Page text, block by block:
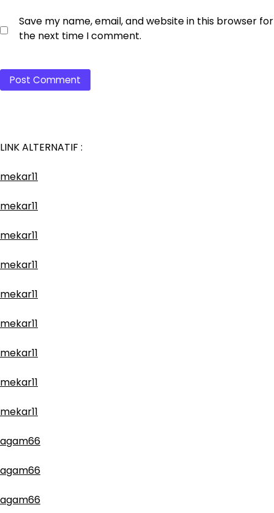
Save my name, email, and website in this browser for
the next time I comment.
LINK ALTERNATIF :
mekar11
mekar11
mekar11
mekar11
mekar11
mekar11
mekar11
mekar11
mekar11
agam66
agam66
agam66